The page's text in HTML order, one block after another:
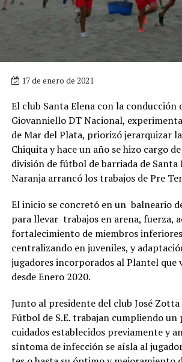
17 de enero de 2021
El club Santa Elena con la conducción
Giovanniello DT Nacional,
de Mar del Plata, priorizó jerarquizar
Chiquita y hace un año se hizo cargo
división de fútbol de barriada de Santa
Naranja arrancó los trabajos de Pre
El inicio se concretó en un balneario
para llevar trabajos en arena, fuerza,
fortalecimiento de miembros
centralizando en juveniles, y
jugadores incorporados al Plantel que
desde Enero 2020.
Junto al presidente del club José Zotta
Fútbol de S.E. trabajan cumpliendo
cuidados establecidos previamente y
síntoma de infección se aísla al